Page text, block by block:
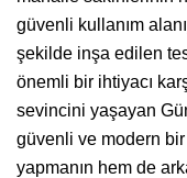
güvenli kullanım
şekilde inşa edilen
önemli bir ihtiyacı
sevincini yaşayan
güvenli ve modern
yapmanın hem de